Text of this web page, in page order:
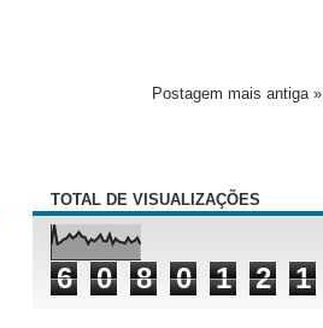
Postagem mais antiga »
TOTAL DE VISUALIZAÇÕES
6 0 8 0 1 2 1